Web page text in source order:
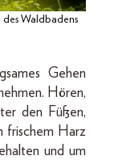
Waldbadens
Gehen
Hören,
den Füßen,
frischem Harz
und um